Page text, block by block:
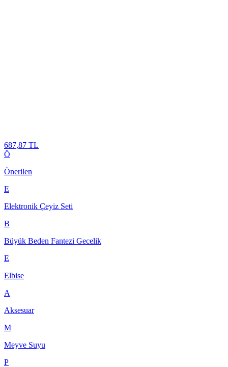
687,87 TL
Ö
Önerilen
E
Elektronik Çeyiz Seti
B
Büyük Beden Fantezi Gecelik
E
Elbise
A
Aksesuar
M
Meyve Suyu
P